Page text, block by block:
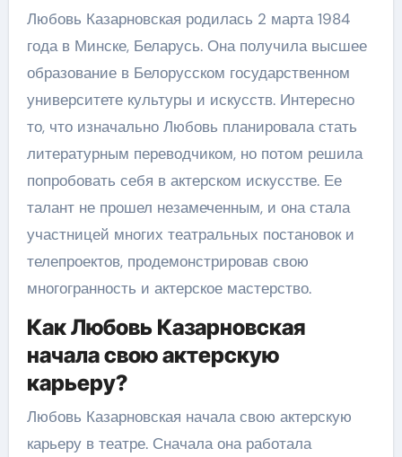
Любовь Казарновская родилась 2 марта 1984
года в Минске, Беларусь. Она получила высшее
образование в Белорусском государственном
университете культуры и искусств. Интересно
то, что изначально Любовь планировала стать
литературным переводчиком, но потом решила
попробовать себя в актерском искусстве. Ее
талант не прошел незамеченным, и она стала
участницей многих театральных постановок и
телепроектов, продемонстрировав свою
многогранность и актерское мастерство.
Как Любовь Казарновская
начала свою актерскую
карьеру?
Любовь Казарновская начала свою актерскую
карьеру в театре. Сначала она работала